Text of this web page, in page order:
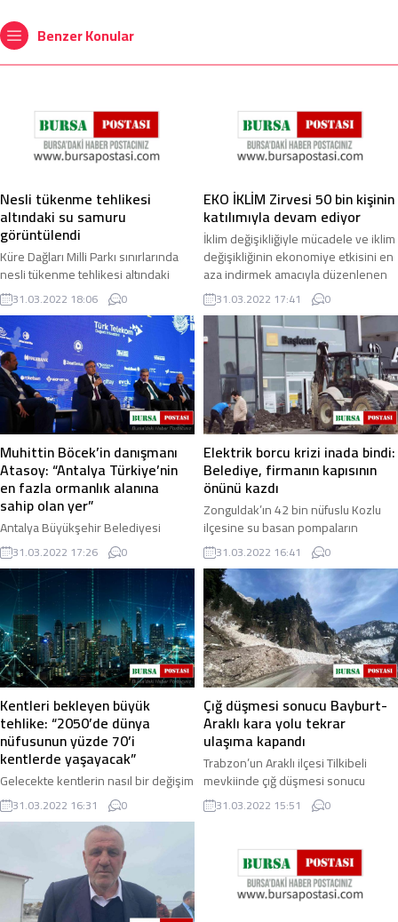
Benzer Konular
Nesli tükenme tehlikesi
altındaki su samuru
görüntülendi
Küre Dağları Milli Parkı sınırlarında
nesli tükenme tehlikesi altındaki
türler arasında bulunan su samuru
görüntülendi. Bartın ile Kastamonu ...
31.03.2022 18:06 0
EKO İKLİM Zirvesi 50 bin kişinin
katılımıyla devam ediyor
İklim değişikliğiyle mücadele ve iklim
değişikliğinin ekonomiye etkisini en
aza indirmek amacıyla düzenlenen
"EKO İKLİM Ekonomi ve İklim ...
31.03.2022 17:41 0
Muhittin Böcek’in danışmanı
Atasoy: “Antalya Türkiye’nin
en fazla ormanlık alanına
sahip olan yer”
Antalya Büyükşehir Belediyesi
Başkan Danışmanı Lokman Atasoy,
“Antalya Türkiye’nin en fazla
ormanlık alanına sahip olan yer.
Bahsettiğimiz yüz ...
31.03.2022 17:26 0
Elektrik borcu krizi inada bindi:
Belediye, firmanın kapısının
önünü kazdı
Zonguldak’ın 42 bin nüfuslu Kozlu
ilçesine su basan pompaların
yaklaşık 3 milyon TL’lik elektrik
faturasının ödenememesi üzerine
enerji firması ...
31.03.2022 16:41 0
Kentleri bekleyen büyük
tehlike: “2050’de dünya
nüfusunun yüzde 70’i
kentlerde yaşayacak”
Gelecekte kentlerin nasıl bir değişim
yaşayacağı ve bununla birlikte
meydana gelecek olan problemler,
düzenlenen uluslararası bir
31.03.2022 16:31 0
Çığ düşmesi sonucu Bayburt-
Araklı kara yolu tekrar
ulaşıma kapandı
Trabzon’un Araklı ilçesi Tilkibeli
mevkiinde çığ düşmesi sonucu
Bayburt-Araklı kara yolu tekrar
ulaşıma kapandı. Doğu Karadeniz
31.03.2022 15:51 0